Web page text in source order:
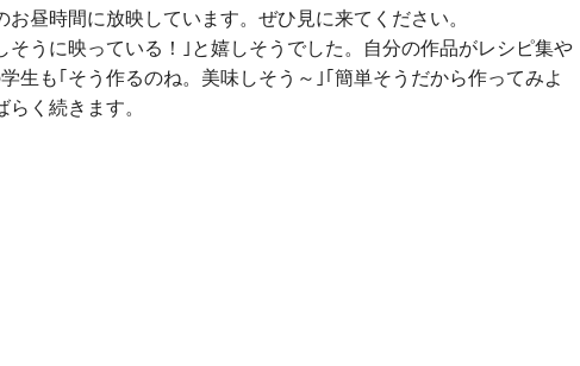
お昼時間に放映しています。ぜひ見に来てください。
うに映っている！｣と嬉しそうでした。自分の作品がレシピ集や
生も｢そう作るのね。美味しそう～｣｢簡単そうだから作ってみよ
く続きます。